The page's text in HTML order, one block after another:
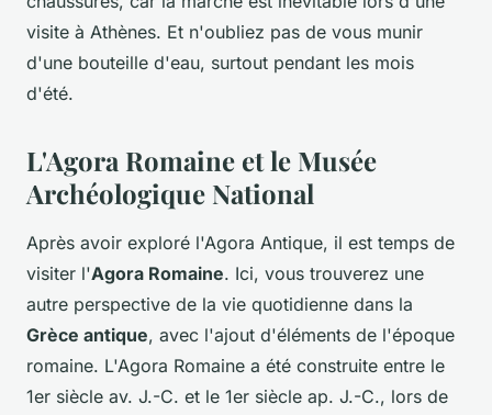
visite à Athènes. Et n'oubliez pas de vous munir
d'une bouteille d'eau, surtout pendant les mois
d'été.
L'Agora Romaine et le Musée
Archéologique National
Après avoir exploré l'Agora Antique, il est temps de
visiter l'Agora Romaine. Ici, vous trouverez une
autre perspective de la vie quotidienne dans la
Grèce antique, avec l'ajout d'éléments de l'époque
romaine. L'Agora Romaine a été construite entre le
1er siècle av. J.-C. et le 1er siècle ap. J.-C., lors de